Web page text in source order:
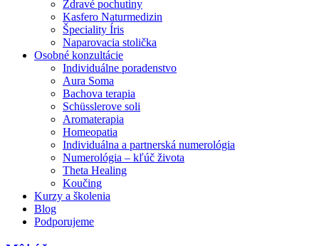
Zdravé pochutiny
Kasfero Naturmedizin
Špeciality Íris
Naparovacia stolička
Osobné konzultácie
Individuálne poradenstvo
Aura Soma
Bachova terapia
Schüsslerove soli
Aromaterapia
Homeopatia
Individuálna a partnerská numerológia
Numerológia – kľúč života
Theta Healing
Koučing
Kurzy a školenia
Blog
Podporujeme